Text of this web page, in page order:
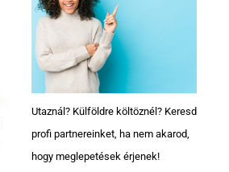
Utaznál? Külföldre költöznél? Keresd
profi partnereinket, ha nem akarod,
hogy meglepetések érjenek!